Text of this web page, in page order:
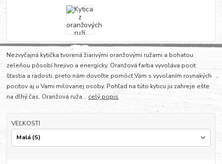
Nezvyčajná kytička tvorená žiarivými oranžovými ružami a bohatou
zeleňou pôsobí hrejivo a energicky. Oranžová farba vyvoláva pocit
šťastia a radosti, preto nám dovoľte pomôcť Vám s vyvolaním rovnakých
pocitov aj u Vami milovanej osoby. Pohľad na túto kyticu ju zahreje ešte
na dlhý čas. Oranžová ruža... celý popis
VEĽKOSTI